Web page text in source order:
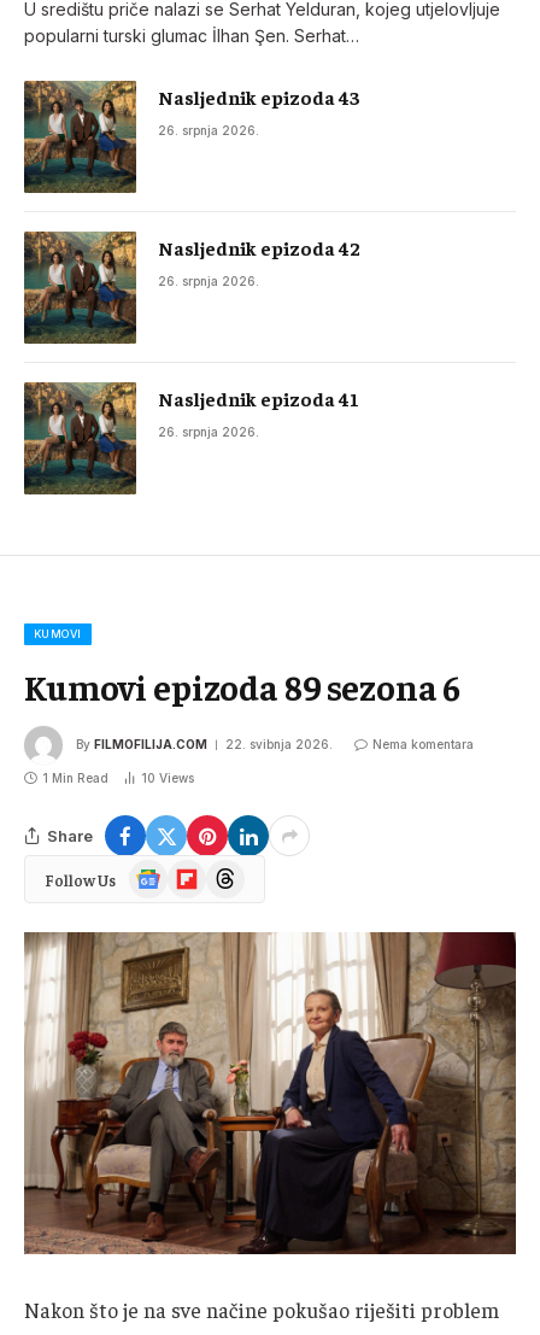
U središtu priče nalazi se Serhat Yelduran, kojeg utjelovljuje
popularni turski glumac İlhan Şen. Serhat…
Nasljednik epizoda 43
26. srpnja 2026.
Nasljednik epizoda 42
26. srpnja 2026.
Nasljednik epizoda 41
26. srpnja 2026.
KUMOVI
Kumovi epizoda 89 sezona 6
By FILMOFILIJA.COM 22. svibnja 2026. Nema komentara
1 Min Read 10 Views
Share
Follow Us
Google
News
FlipboardThreads
Nakon što je na sve načine pokušao riješiti problem